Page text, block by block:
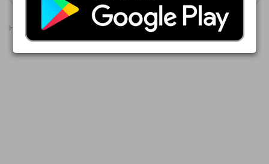
Hirdetések